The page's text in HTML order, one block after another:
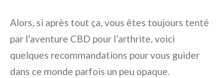
Alors, si après tout ça, vous êtes toujours tenté
par l’aventure CBD pour l’arthrite, voici
quelques recommandations pour vous guider
dans ce monde parfois un peu opaque.